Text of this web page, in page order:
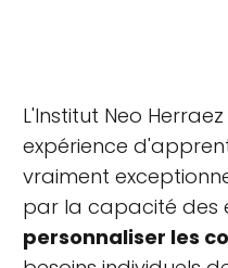
L'Institut Neo
expérience
vraiment
par la capacité des
personnaliser les